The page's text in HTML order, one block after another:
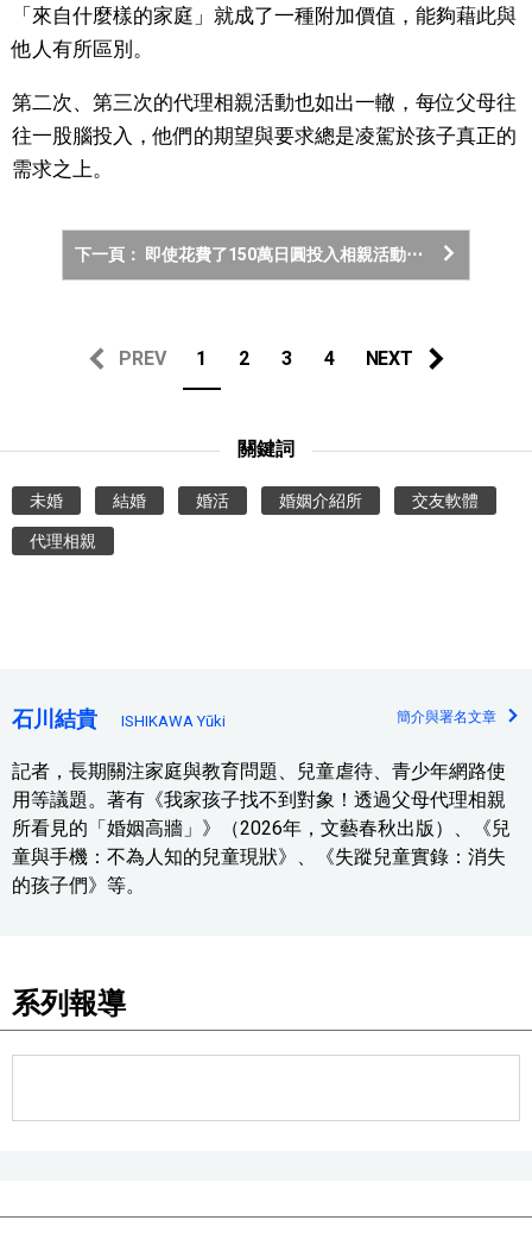
「來自什麼樣的家庭」就成了一種附加價值，能夠藉此與
他人有所區別。
第二次、第三次的代理相親活動也如出一轍，每位父母往
往一股腦投入，他們的期望與要求總是凌駕於孩子真正的
需求之上。
下一頁： 即使花費了150萬日圓投入相親活動⋯
PREV 1 2 3 4 NEXT
關鍵詞
未婚 結婚 婚活 婚姻介紹所 交友軟體
代理相親
石川結貴 ISHIKAWA Yūki 簡介與署名文章
記者，長期關注家庭與教育問題、兒童虐待、青少年網路使
用等議題。著有《我家孩子找不到對象！透過父母代理相親
所看見的「婚姻高牆」》（2026年，文藝春秋出版）、《兒
童與手機：不為人知的兒童現狀》、《失蹤兒童實錄：消失
的孩子們》等。
系列報導